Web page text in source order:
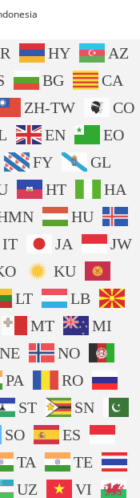
HY
AZ
BG
CA
ZH-TW
CO
EN
EO
FY
GL
HT
HA
HU
IT JA
JW
KU
LT
LB
MT
MI
NE
NO
PA
RO
ST
SN
SO
ES
TA
TE
UZ VI